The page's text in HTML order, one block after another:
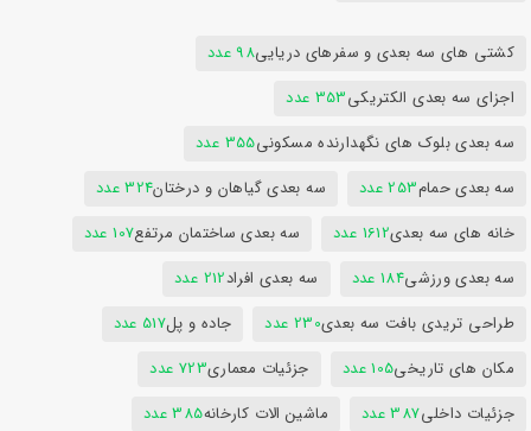
کشتی های سه بعدی و سفرهای دریایی98 عدد
اجزای سه بعدی الکتریکی353 عدد
سه بعدی بلوک های نگهدارنده مسکونی355 عدد
سه بعدی حمام253 عدد سه بعدی گیاهان و درختان324 عدد
خانه های سه بعدی1612 عدد سه بعدی ساختمان مرتفع107 عدد
سه بعدی ورزشی184 عدد سه بعدی افراد212 عدد
طراحی تریدی بافت سه بعدی230 عدد جاده و پل517 عدد
مکان های تاریخی105 عدد جزئیات معماری723 عدد
جزئیات داخلی387 عدد ماشین الات کارخانه385 عدد